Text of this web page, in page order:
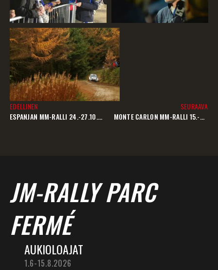
EDELLINEN
ESPANJAN MM-RALLI 24.-27.10.2013
SEURAAVA
MONTE CARLON MM-RALLI 15.-20.01.2014
JM-RALLY PARC
FERMÉ
AUKIOLOAJAT
1.6-15.8.2026